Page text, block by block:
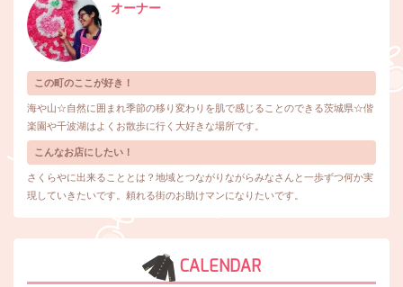
オーナー
この町のここが好き！
海や山☆自然に囲まれ季節の移り変わりを肌で感じることのできる茨城県☆偕
楽園や千波湖はよくお散歩に行く大好きな場所です。
こんなお店にしたい！
さくらやに出来ることとは？地域とつながりながらみなさんと一歩ずつ何か実
現していきたいです。頼れる街のお助けマンになりたいです。
CALENDAR